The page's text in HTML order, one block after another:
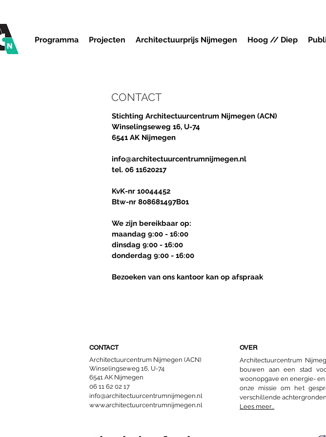
Programma Projecten Architectuurprijs Nijmegen Hoog // Diep
CONTACT
Stichting Architectuurcentrum Nijmegen (ACN)
Winselingseweg 16, U-74
6541 AK Nijmegen
info@architectuurcentrumnijmegen.nl
tel. 06 11620217
KvK-nr 10044452
Btw-nr 808681497B01
We zijn bereikbaar op:
maandag 9:00 - 16:00
dinsdag 9:00 - 16:00
donderdag 9:00 - 16:00
Bezoeken van ons kantoor kan op afspraak
CONTACT
OVER
Architectuurcentrum Nijmegen (ACN)
Winselingseweg 16, U-74
6541 AK Nijmegen
06 11 62 02 17
info@architectuurcentrumnijmegen.nl
www.architectuurcentrumnijmegen.nl
Architectuurcentrum
bouwen aan een stad
woonopgave en energie- en
onze missie om het
verschillende
Lees meer...